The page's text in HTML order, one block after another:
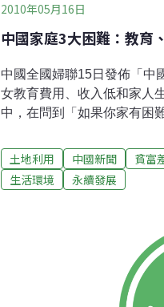
2010年05月16日
中國家庭3大困難：教育
中國全國婦聯15日發佈「中
女教育費用、收入低和家人
中，在問到「如果你家有困
入低家庭生活窘迫（佔
調查結果顯示，子女教育費
負擔，已經成為中國家庭面
城市受訪者更強烈，高出13
也比城市受訪者明顯高出
城市8.4個百分。城市選擇
有病人的比農村高2.6個百
土地利用 中國新聞 貧富
生活環境
永續發展